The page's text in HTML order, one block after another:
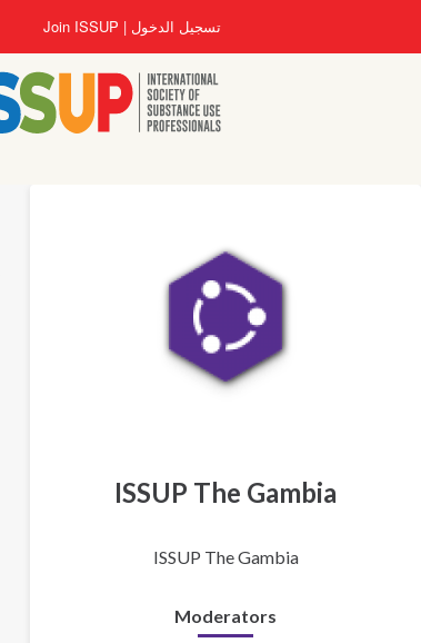
المحتوى
تسجيل الدخول Join ISSUP
ISSUP The Gambia
ISSUP The Gambia
Moderators